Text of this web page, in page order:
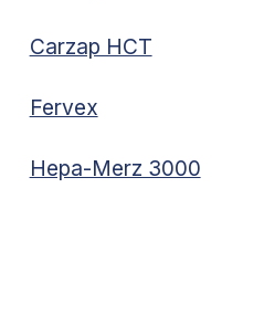
Carzap HCT
Fervex
Hepa-Merz 3000